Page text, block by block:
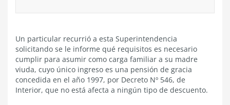
Un particular recurrió a esta Superintendencia
solicitando se le informe qué requisitos es necesario
cumplir para asumir como carga familiar a su madre
viuda, cuyo único ingreso es una pensión de gracia
concedida en el año 1997, por Decreto Nº 546, de
Interior, que no está afecta a ningún tipo de descuento.